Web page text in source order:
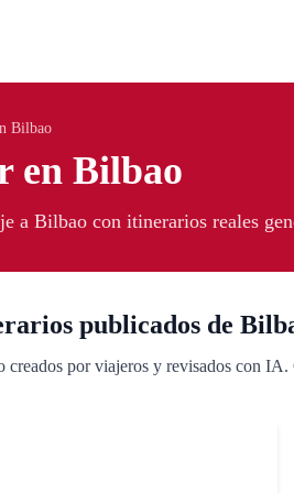
Bilbao
en Bilbao
a Bilbao con itinerarios reales
publicados de
creados por viajeros y revisados con